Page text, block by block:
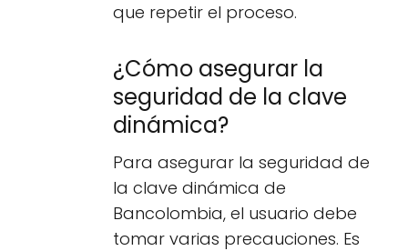
que repetir el proceso.
¿Cómo asegurar la
seguridad de la clave
dinámica?
Para asegurar la seguridad de
la clave dinámica de
Bancolombia, el usuario debe
tomar varias precauciones. Es